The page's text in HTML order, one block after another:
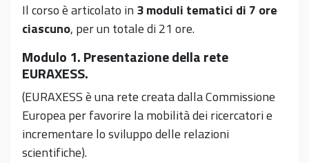
Il corso è articolato in 3 moduli tematici di 7 ore
ciascuno, per un totale di 21 ore.
Modulo 1. Presentazione della rete
EURAXESS.
(EURAXESS è una rete creata dalla Commissione
Europea per favorire la mobilità dei ricercatori e
incrementare lo sviluppo delle relazioni
scientifiche).